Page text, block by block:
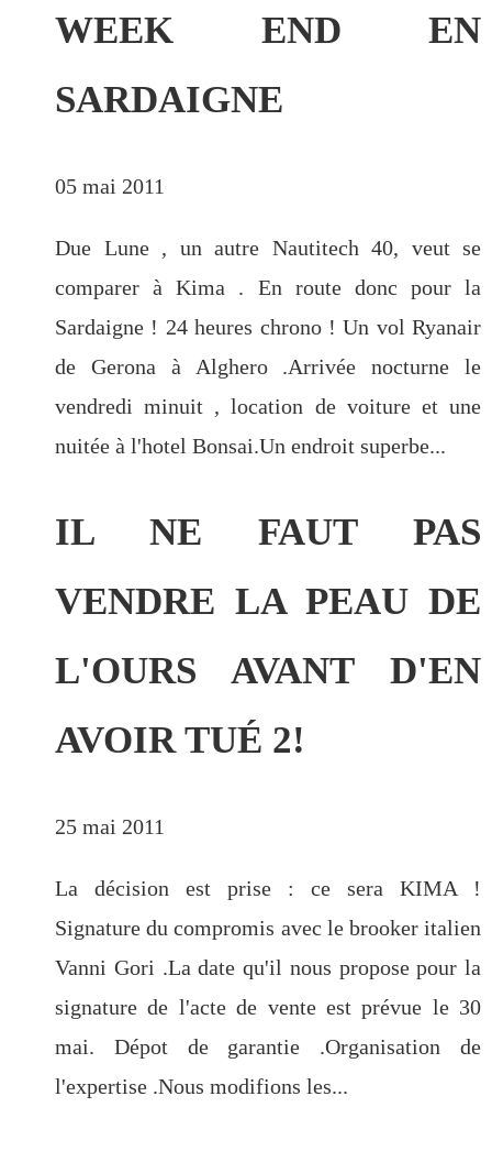
WEEK END EN
SARDAIGNE
05 mai 2011
Due Lune , un autre Nautitech 40, veut se
comparer à Kima . En route donc pour la
Sardaigne ! 24 heures chrono ! Un vol Ryanair
de Gerona à Alghero .Arrivée nocturne le
vendredi minuit , location de voiture et une
nuitée à l'hotel Bonsai.Un endroit superbe...
IL NE FAUT PAS
VENDRE LA PEAU DE
L'OURS AVANT D'EN
AVOIR TUÉ 2!
25 mai 2011
La décision est prise : ce sera KIMA !
Signature du compromis avec le brooker italien
Vanni Gori .La date qu'il nous propose pour la
signature de l'acte de vente est prévue le 30
mai. Dépot de garantie .Organisation de
l'expertise .Nous modifions les...